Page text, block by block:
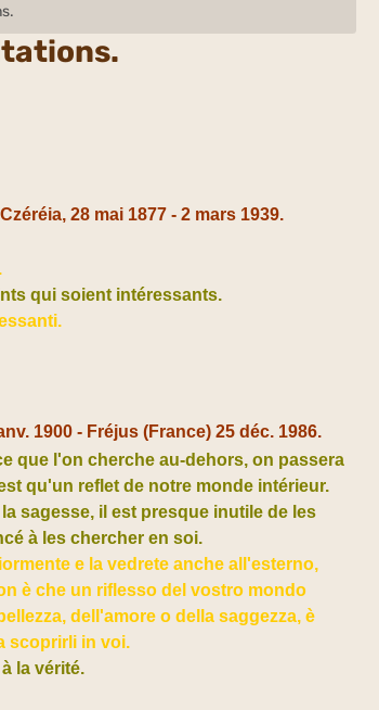
28 mai 1877 - 2 mars 1939.
qui soient intéressants.
1900 - Fréjus (France) 25 déc. 1986.
que l'on cherche au-dehors, on passera
qu'un reflet de notre monde intérieur.
sagesse, il est presque inutile de les
à les chercher en soi.
e la vedrete anche all'esterno,
è che un riflesso del vostro mondo
dell'amore o della saggezza, è
scoprirli in voi.
la vérité.